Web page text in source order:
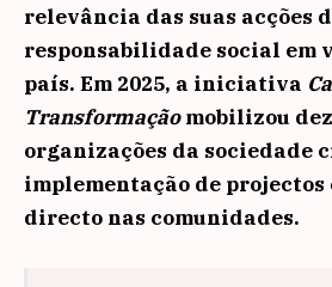
relevância das suas acções
responsabilidade social em
país. Em 2025, a iniciativa
Transformaçãomobilizou
organizações da sociedade
implementação de projectos
directo nas comunidades.